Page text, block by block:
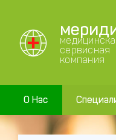
сервисная
компания
О Нас